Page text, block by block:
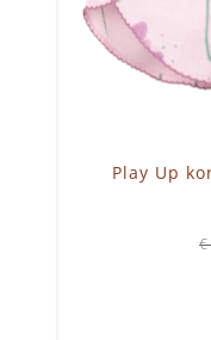
Play Up